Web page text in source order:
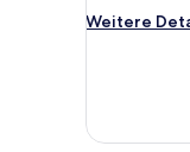
anzeigen
Weitere
Weitere